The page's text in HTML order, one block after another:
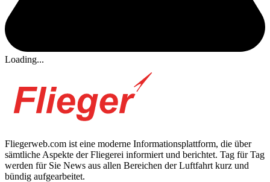
Loading...
Fliegerweb.com ist eine moderne Informationsplattform, die über
sämtliche Aspekte der Fliegerei informiert und berichtet. Tag für Tag
werden für Sie News aus allen Bereichen der Luftfahrt kurz und
bündig aufgearbeitet.